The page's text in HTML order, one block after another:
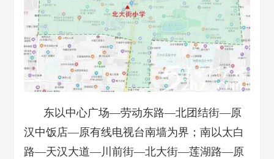
东以中心广场—劳动东路—北团结街—原
汉中饭店—原有线电视台南墙为界；南以太白
路—天汉大道—川前街—北大街—莲湖路—原